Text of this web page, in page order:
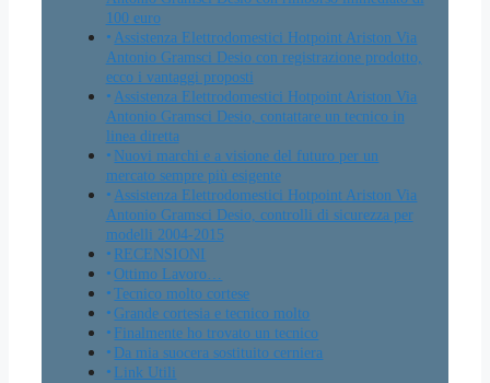
100 euro
Assistenza Elettrodomestici Hotpoint Ariston Via
Antonio Gramsci Desio con registrazione prodotto,
ecco i vantaggi proposti
Assistenza Elettrodomestici Hotpoint Ariston Via
Antonio Gramsci Desio, contattare un tecnico in
linea diretta
Nuovi marchi e a visione del futuro per un
mercato sempre più esigente
Assistenza Elettrodomestici Hotpoint Ariston Via
Antonio Gramsci Desio, controlli di sicurezza per
modelli 2004-2015
RECENSIONI
Ottimo Lavoro…
Tecnico molto cortese
Grande cortesia e tecnico molto
Finalmente ho trovato un tecnico
Da mia suocera sostituito cerniera
Link Utili